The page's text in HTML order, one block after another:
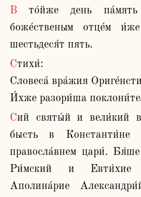
В то́йже день па́мять соверша́ем святы́м и
боже́ственым отце́м
шестьдеся́т пять.
Стихи́:
Словеса́ вра́жия
И́хже разори́ша
Сий святы́й и вели́кий вселе́нский собо́р пя́тый,
бысть в Константи́не
правосла́внем цари́.
Ри́мский и Евти́хие
Аполина́рие